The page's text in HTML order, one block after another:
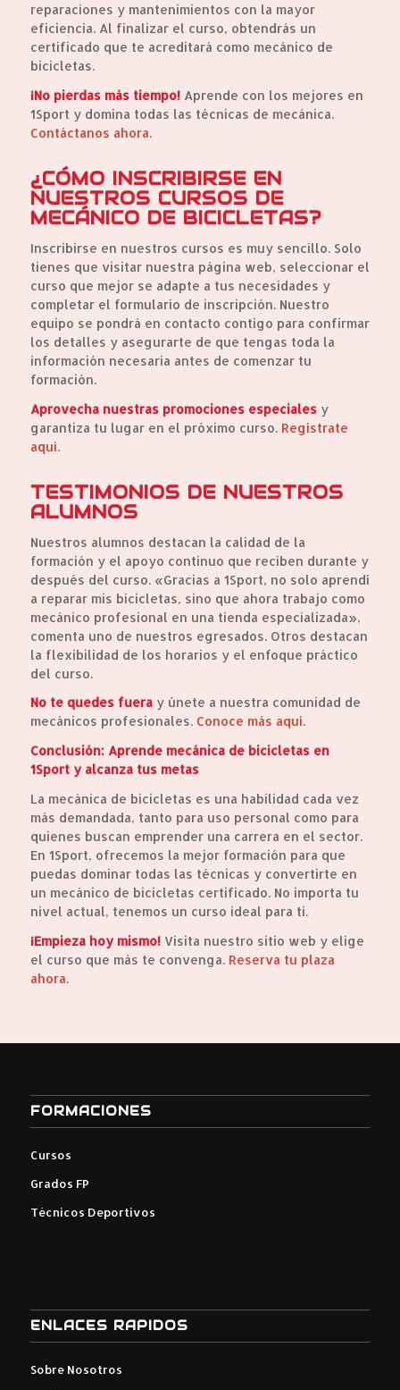
reparaciones y mantenimientos con la mayor
eficiencia. Al finalizar el curso, obtendrás un
certificado que te acreditará como mecánico de
bicicletas.
¡No pierdas más tiempo!Aprende con los mejores en
1Sport y domina todas las técnicas de mecánica.
Contáctanos ahora.
¿CÓMO INSCRIBIRSE EN
NUESTROS CURSOS DE
MECÁNICO DE BICICLETAS?
Inscribirse en nuestros cursos es muy sencillo. Solo
tienes que visitar nuestra página web, seleccionar el
curso que mejor se adapte a tus necesidades y
completar el formulario de inscripción. Nuestro
equipo se pondrá en contacto contigo para confirmar
los detalles y asegurarte de que tengas toda la
información necesaria antes de comenzar tu
formación.
Aprovecha nuestras promociones especialesy
garantiza tu lugar en el próximo curso. Regístrate
aquí.
TESTIMONIOS DE NUESTROS
ALUMNOS
Nuestros alumnos destacan la calidad de la
formación y el apoyo continuo que reciben durante y
después del curso. «Gracias a 1Sport, no solo aprendí
a reparar mis bicicletas, sino que ahora trabajo como
mecánico profesional en una tienda especializada»,
comenta uno de nuestros egresados. Otros destacan
la flexibilidad de los horarios y el enfoque práctico
del curso.
No te quedes fueray únete a nuestra comunidad de
mecánicos profesionales. Conoce más aquí.
Conclusión: Aprende mecánica de bicicletas en
1Sport y alcanza tus metas
La mecánica de bicicletas es una habilidad cada vez
más demandada, tanto para uso personal como para
quienes buscan emprender una carrera en el sector.
En 1Sport, ofrecemos la mejor formación para que
puedas dominar todas las técnicas y convertirte en
un mecánico de bicicletas certificado. No importa tu
nivel actual, tenemos un curso ideal para ti.
¡Empieza hoy mismo!Visita nuestro sitio web y elige
el curso que más te convenga. Reserva tu plaza
ahora.
FORMACIONES
Cursos
Grados FP
Técnicos Deportivos
ENLACES RAPIDOS
Sobre Nosotros